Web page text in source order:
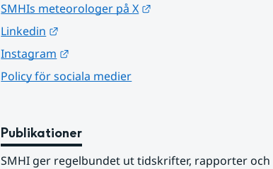
SMHIs meteorologer på X
Linkedin
Instagram
Policy för sociala medier
Publikationer
SMHI ger regelbundet ut tidskrifter, rapporter och